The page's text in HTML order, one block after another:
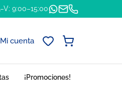
L–V: 9:00–15:00
Mi cuenta
¡Promociones!